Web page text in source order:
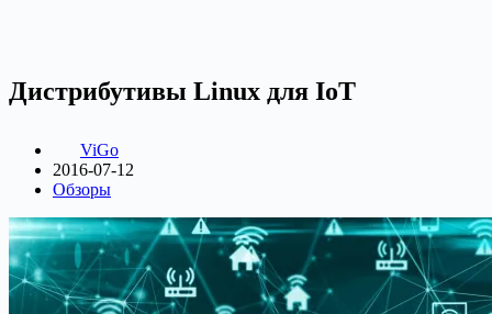
Дистрибутивы Linux для IoT
ViGo
2016-07-12
Обзоры